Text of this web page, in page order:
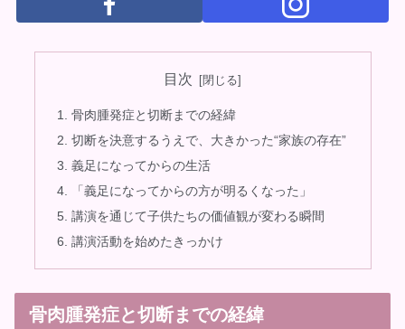
目次
骨肉腫発症と切断までの経緯
切断を決意するうえで、大きかった“家族の存在”
義足になってからの生活
「義足になってからの方が明るくなった」
講演を通じて子供たちの価値観が変わる瞬間
講演活動を始めたきっかけ
骨肉腫発症と切断までの経緯